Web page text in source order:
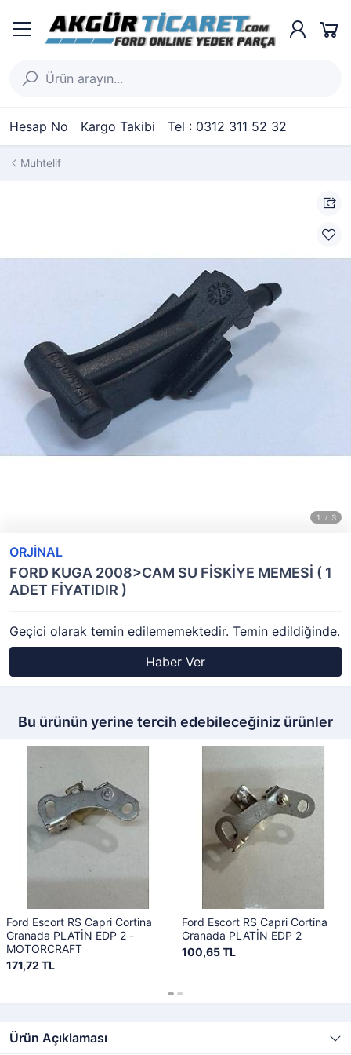
Hesap No Kargo Takibi Tel : 0312 311 52 32
Muhtelif
ORJİNAL
FORD KUGA 2008>CAM SU FİSKİYE MEMESİ ( 1
ADET FİYATIDIR )
Geçici olarak temin edilememektedir. Temin edildiğinde.
Haber Ver
Bu ürünün yerine tercih edebileceğiniz ürünler
Ford Escort RS Capri Cortina
Granada PLATİN EDP 2 -
MOTORCRAFT
171,72 TL
Ford Escort RS Capri Cortina
Granada PLATİN EDP 2
100,65 TL
Ürün Açıklaması